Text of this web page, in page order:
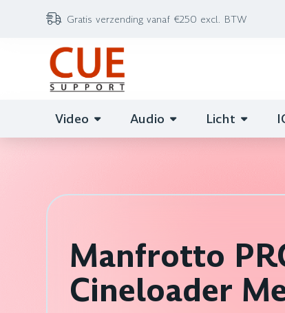
Gratis verzending vanaf €250 excl. BTW
Video Audio Licht
Manfrotto
Cineloader